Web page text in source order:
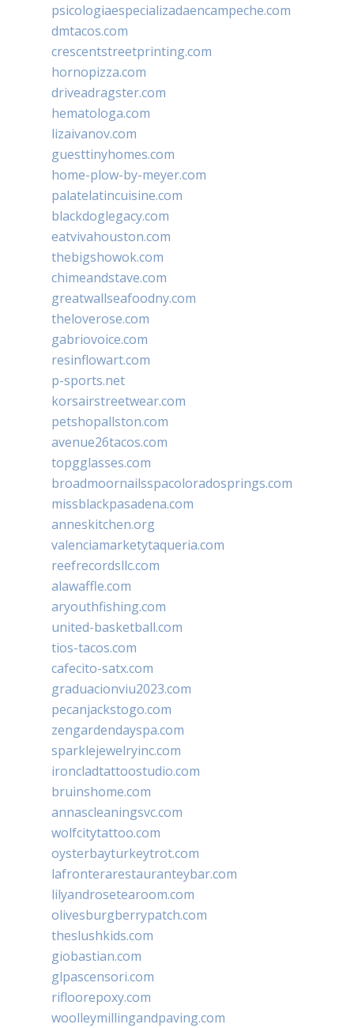
psicologiaespecializadaencampeche.com
dmtacos.com
crescentstreetprinting.com
hornopizza.com
driveadragster.com
hematologa.com
lizaivanov.com
guesttinyhomes.com
home-plow-by-meyer.com
palatelatincuisine.com
blackdoglegacy.com
eatvivahouston.com
thebigshowok.com
chimeandstave.com
greatwallseafoodny.com
theloverose.com
gabriovoice.com
resinflowart.com
p-sports.net
korsairstreetwear.com
petshopallston.com
avenue26tacos.com
topgglasses.com
broadmoornailsspacoloradosprings.com
missblackpasadena.com
anneskitchen.org
valenciamarketytaqueria.com
reefrecordsllc.com
alawaffle.com
aryouthfishing.com
united-basketball.com
tios-tacos.com
cafecito-satx.com
graduacionviu2023.com
pecanjackstogo.com
zengardendayspa.com
sparklejewelryinc.com
ironcladtattoostudio.com
bruinshome.com
annascleaningsvc.com
wolfcitytattoo.com
oysterbayturkeytrot.com
lafronterarestauranteybar.com
lilyandrosetearoom.com
olivesburgberrypatch.com
theslushkids.com
giobastian.com
glpascensori.com
rifloorepoxy.com
woolleymillingandpaving.com